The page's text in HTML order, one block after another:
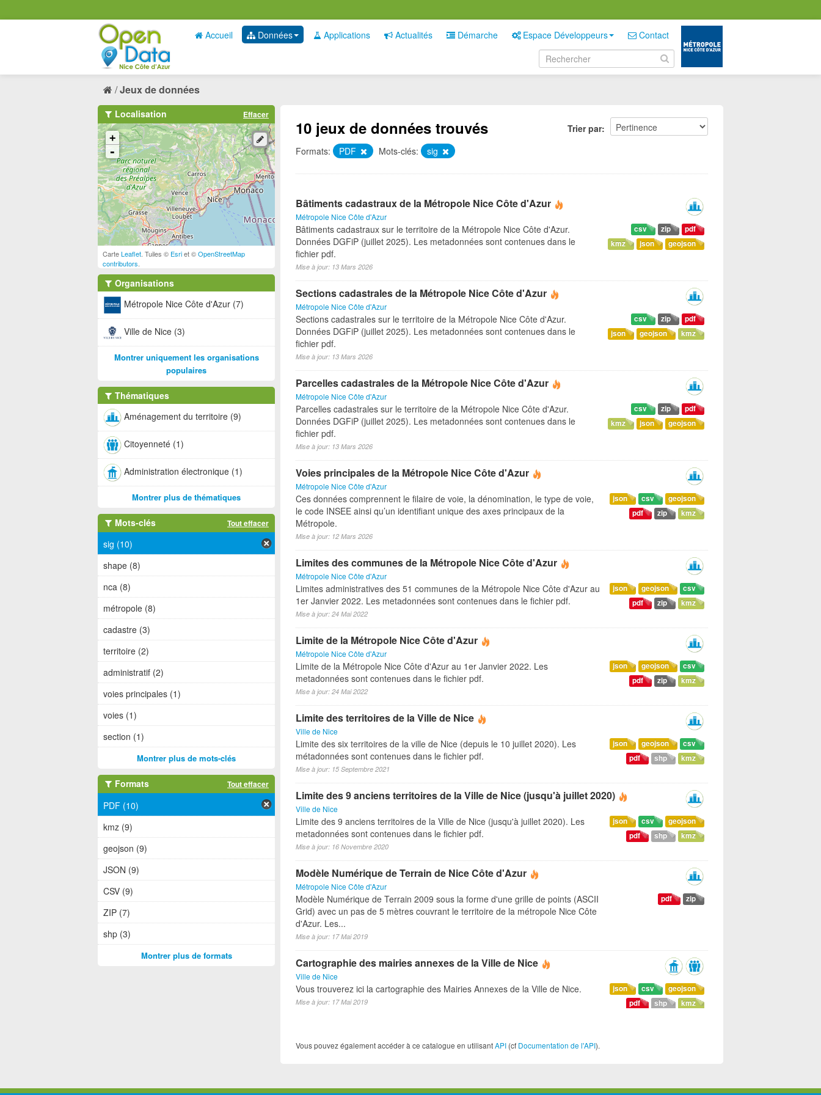
Accueil Données Applications Actualités Démarche Espace Développeurs Contact
Jeux de données
Trier par
10 jeux de données trouvés
Formats: PDF Mots-clés: sig
Bâtiments cadastraux de la Métropole Nice Côte d'Azur
Métropole Nice Côte d'Azur
pdf
zip
csv
geojson
json
kmz
Bâtiments cadastraux sur le territoire de la Métropole Nice Côte d'Azur.
Données DGFiP (juillet 2025). Les metadonnées sont contenues dans le
fichier pdf.
Mise à jour: 13 Mars 2026
Sections cadastrales de la Métropole Nice Côte d'Azur
Métropole Nice Côte d'Azur
pdf
zip
csv
kmz
geojson
json
Sections cadastrales sur le territoire de la Métropole Nice Côte d'Azur.
Données DGFiP (juillet 2025). Les metadonnées sont contenues dans le
fichier pdf.
Mise à jour: 13 Mars 2026
Parcelles cadastrales de la Métropole Nice Côte d'Azur
Métropole Nice Côte d'Azur
pdf
zip
csv
geojson
json
kmz
Parcelles cadastrales sur le territoire de la Métropole Nice Côte d'Azur.
Données DGFiP (juillet 2025). Les metadonnées sont contenues dans le
fichier pdf.
Mise à jour: 13 Mars 2026
Voies principales de la Métropole Nice Côte d'Azur
Métropole Nice Côte d'Azur
geojson
csv
json
kmz
zip
pdf
Ces données comprennent le filaire de voie, la dénomination, le type de voie,
le code INSEE ainsi qu’un identifiant unique des axes principaux de la
Métropole.
Mise à jour: 12 Mars 2026
Limites des communes de la Métropole Nice Côte d'Azur
Métropole Nice Côte d'Azur
csv
geojson
json
kmz
zip
pdf
Limites administratives des 51 communes de la Métropole Nice Côte d'Azur au
1er Janvier 2022. Les metadonnées sont contenues dans le fichier pdf.
Mise à jour: 24 Mai 2022
Limite de la Métropole Nice Côte d'Azur
Métropole Nice Côte d'Azur
csv
geojson
json
kmz
zip
pdf
Limite de la Métropole Nice Côte d'Azur au 1er Janvier 2022. Les
metadonnées sont contenues dans le fichier pdf.
Mise à jour: 24 Mai 2022
Limite des territoires de la Ville de Nice
Ville de Nice
csv
geojson
json
kmz
shp
pdf
Limite des six territoires de la ville de Nice (depuis le 10 juillet 2020). Les
métadonnées sont contenues dans le fichier pdf.
Mise à jour: 15 Septembre 2021
Limite des 9 anciens territoires de la Ville de Nice (jusqu'à juillet 2020)
Ville de Nice
geojson
csv
json
kmz
shp
pdf
Limite des 9 anciens territoires de la Ville de Nice (jusqu'à juillet 2020). Les
metadonnées sont contenues dans le fichier pdf.
Mise à jour: 16 Novembre 2020
Modèle Numérique de Terrain de Nice Côte d'Azur
Métropole Nice Côte d'Azur
zip
pdf
Modèle Numérique de Terrain 2009 sous la forme d'une grille de points (ASCII
Grid) avec un pas de 5 mètres couvrant le territoire de la métropole Nice Côte
d'Azur. Les...
Mise à jour: 17 Mai 2019
Cartographie des mairies annexes de la Ville de Nice
Ville de Nice
geojson
csv
json
kmz
shp
pdf
Vous trouverez ici la cartographie des Mairies Annexes de la Ville de Nice.
Mise à jour: 17 Mai 2019
Vous pouvez également accéder à ce catalogue en utilisantAPI (cf Documentation de l'API).
Localisation Effacer
+
-
CarteLeaflet . Tuiles © Esriet ©OpenStreetMap
contributors
Organisations
Métropole Nice Côte d'Azur (7)
Ville de Nice (3)
Montrer uniquement les organisations
populaires
Thématiques
Aménagement du territoire (9)
Citoyenneté (1)
Administration électronique (1)
Montrer plus de thématiques
Mots-clés Tout effacer
sig (10)
shape (8)
nca (8)
métropole (8)
cadastre (3)
territoire (2)
administratif (2)
voies principales (1)
voies (1)
section (1)
Montrer plus de mots-clés
Formats Tout effacer
PDF (10)
kmz (9)
geojson (9)
JSON (9)
CSV (9)
ZIP (7)
shp (3)
Montrer plus de formats